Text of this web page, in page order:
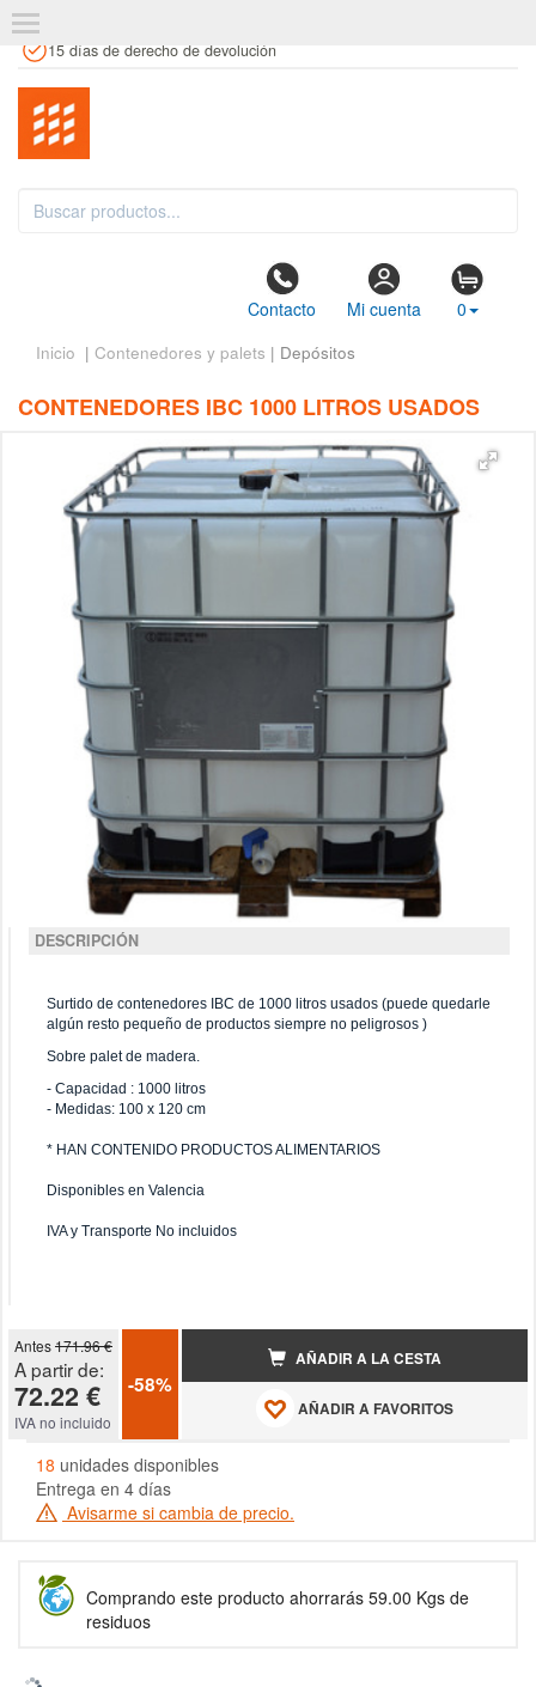
15 días de derecho de devolución
Contacto Mi cuenta 0
Inicio | Contenedores y palets | Depósitos
CONTENEDORES IBC 1000 LITROS USADOS
DESCRIPCIÓN
Surtido de contenedores IBC de 1000 litros usados (puede quedarle
algún resto pequeño de productos siempre no peligrosos )
Sobre palet de madera.
- Capacidad : 1000 litros
- Medidas: 100 x 120 cm
* HAN CONTENIDO PRODUCTOS ALIMENTARIOS
Disponibles en Valencia
IVA y Transporte No incluidos
Antes171.96 €
A partir de:
72.22 €
IVA no incluido
-58%
AÑADIR A LA CESTA
AÑADIR A FAVORITOS
18 unidades disponibles
Entrega en 4 días
Avisarme si cambia de precio.
Comprando este producto ahorrarás 59.00 Kgs de
residuos